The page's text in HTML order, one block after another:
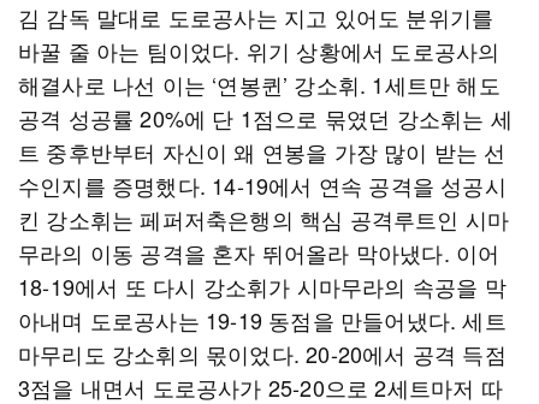
김 감독 말대로 도로공사는 지고 있어도 분위기를
바꿀 줄 아는 팀이었다. 위기 상황에서 도로공사의
해결사로 나선 이는 ‘연봉퀸’ 강소휘. 1세트만 해도
공격 성공률 20%에 단 1점으로 묶였던 강소휘는 세
트 중후반부터 자신이 왜 연봉을 가장 많이 받는 선
수인지를 증명했다. 14-19에서 연속 공격을 성공시
킨 강소휘는 페퍼저축은행의 핵심 공격루트인 시마
무라의 이동 공격을 혼자 뛰어올라 막아냈다. 이어
18-19에서 또 다시 강소휘가 시마무라의 속공을 막
아내며 도로공사는 19-19 동점을 만들어냈다. 세트
마무리도 강소휘의 몫이었다. 20-20에서 공격 득점
3점을 내면서 도로공사가 25-20으로 2세트마저 따